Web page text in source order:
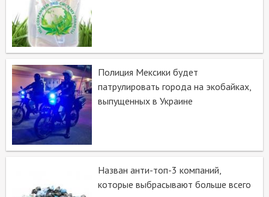
Полиция Мексики будет
патрулировать города на экобайках,
выпущенных в Украине
Назван анти-топ-3 компаний,
которые выбрасывают больше всего